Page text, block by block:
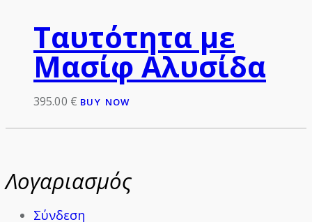
Ταυτότητα με
Μασίφ Αλυσίδα
395.00 € BUY NOW
Λογαριασμός
Σύνδεση